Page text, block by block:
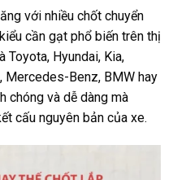
với nhiều chốt chuyển
cần gạt phổ biến trên thị
Toyota, Hyundai, Kia,
Mercedes-Benz, BMW hay
chóng và dễ dàng mà
cấu nguyên bản của xe.